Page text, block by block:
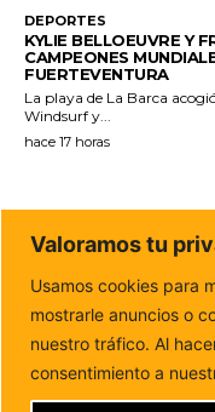
DEPORTES
KYLIE BELLOEUVRE Y
CAMPEONES
FUERTEVENTURA
La playa de La Barca
Windsurf y...
hace 17 horas